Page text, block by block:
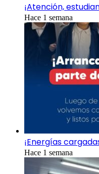
¡Atención,
Hace 1 semana
¡Energías
Hace 1 semana